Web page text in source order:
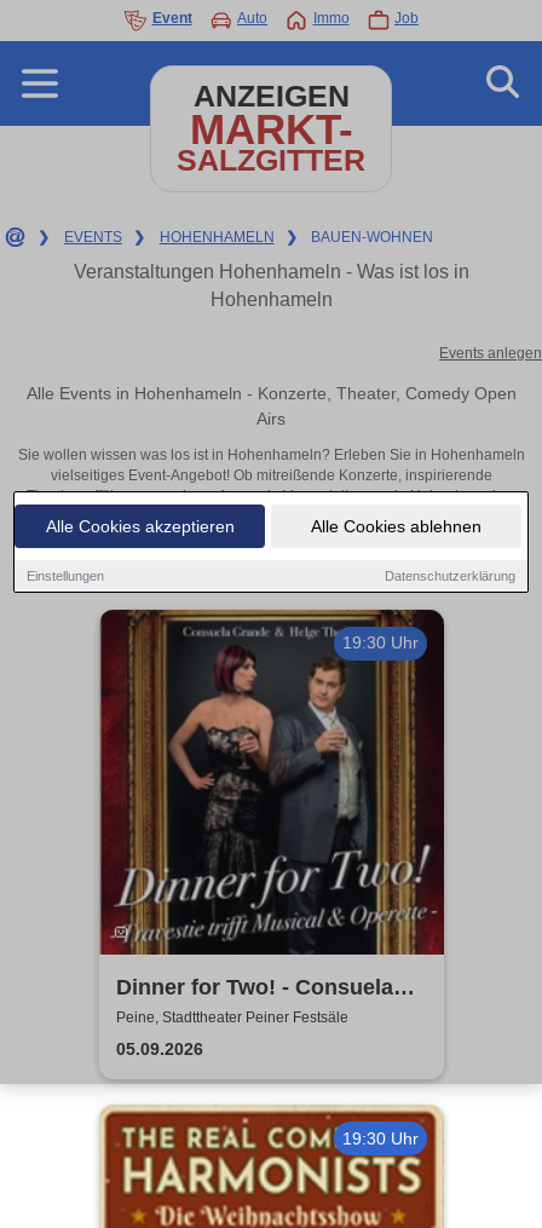
Alle Cookies akzeptieren Alle Cookies ablehnen
Einstellungen Datenschutzerklärung
Event Auto Immo Job
ANZEIGEN
MARKT-
SALZGITTER
❯ EVENTS ❯ HOHENHAMELN ❯ BAUEN-WOHNEN
Veranstaltungen Hohenhameln - Was ist los in
Hohenhameln
Events anlegen
Alle Events in Hohenhameln - Konzerte, Theater, Comedy Open
Airs
Sie wollen wissen was los ist in Hohenhameln? Erleben Sie in Hohenhameln
vielseitiges Event-Angebot! Ob mitreißende Konzerte, inspirierende
Theateraufführungen oder aufregende Veranstaltungen in Hohenhameln –
hier finden alles im Überblick und Tickets.
19:30 Uhr
Dinner for Two! - Consuela
Grand & Helge Thomas
Peine, Stadttheater Peiner Festsäle
05.09.2026
19:30 Uhr